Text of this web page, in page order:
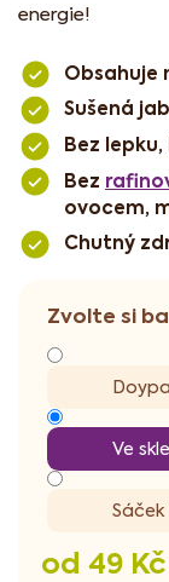
od 49 Kč
Ve
energie!
Obsahuje
Sušená
Bez
Bez
ovocem,
Chutný